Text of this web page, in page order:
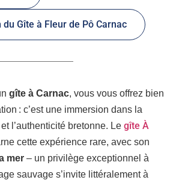
du Gîte à Fleur de Pô Carnac
gîte à Carnac, vous vous offrez bien
: c’est une immersion dans la
l’authenticité bretonne. Le gîte À
cette expérience rare, avec son
mer – un privilège exceptionnel à
sauvage s’invite littéralement à